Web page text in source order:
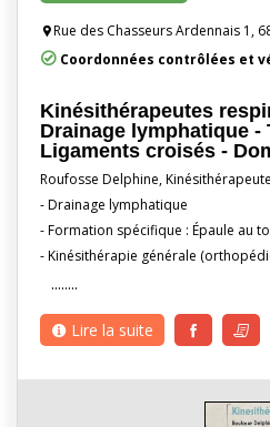
Rue des Chasseurs Ardennais 1,
Coordonnées contrôlées et
Kinésithérapeutes
Drainage lymphatique -
Ligaments croisés -
Roufosse Delphine,
- Drainage lymphatique
- Formation spécifique : Épaule au
- Kinésithérapie générale
........
Lire la suite